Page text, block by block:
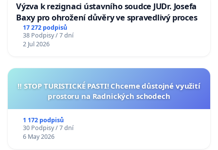
Výzva k rezignaci ústavního soudce JUDr. Josefa
Baxy pro ohrožení důvěry ve spravedlivý proces
17 272 podpisů
38 Podpisy / 7 dní
2 Jul 2026
‼️ STOP TURISTICKÉ PASTI! Chceme důstojné využití
prostoru na Radnických schodech
1 172 podpisů
30 Podpisy / 7 dní
6 May 2026